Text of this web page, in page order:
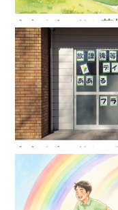
ああるまつりか草
玉県草加市
ああるまつりかフ
ス】